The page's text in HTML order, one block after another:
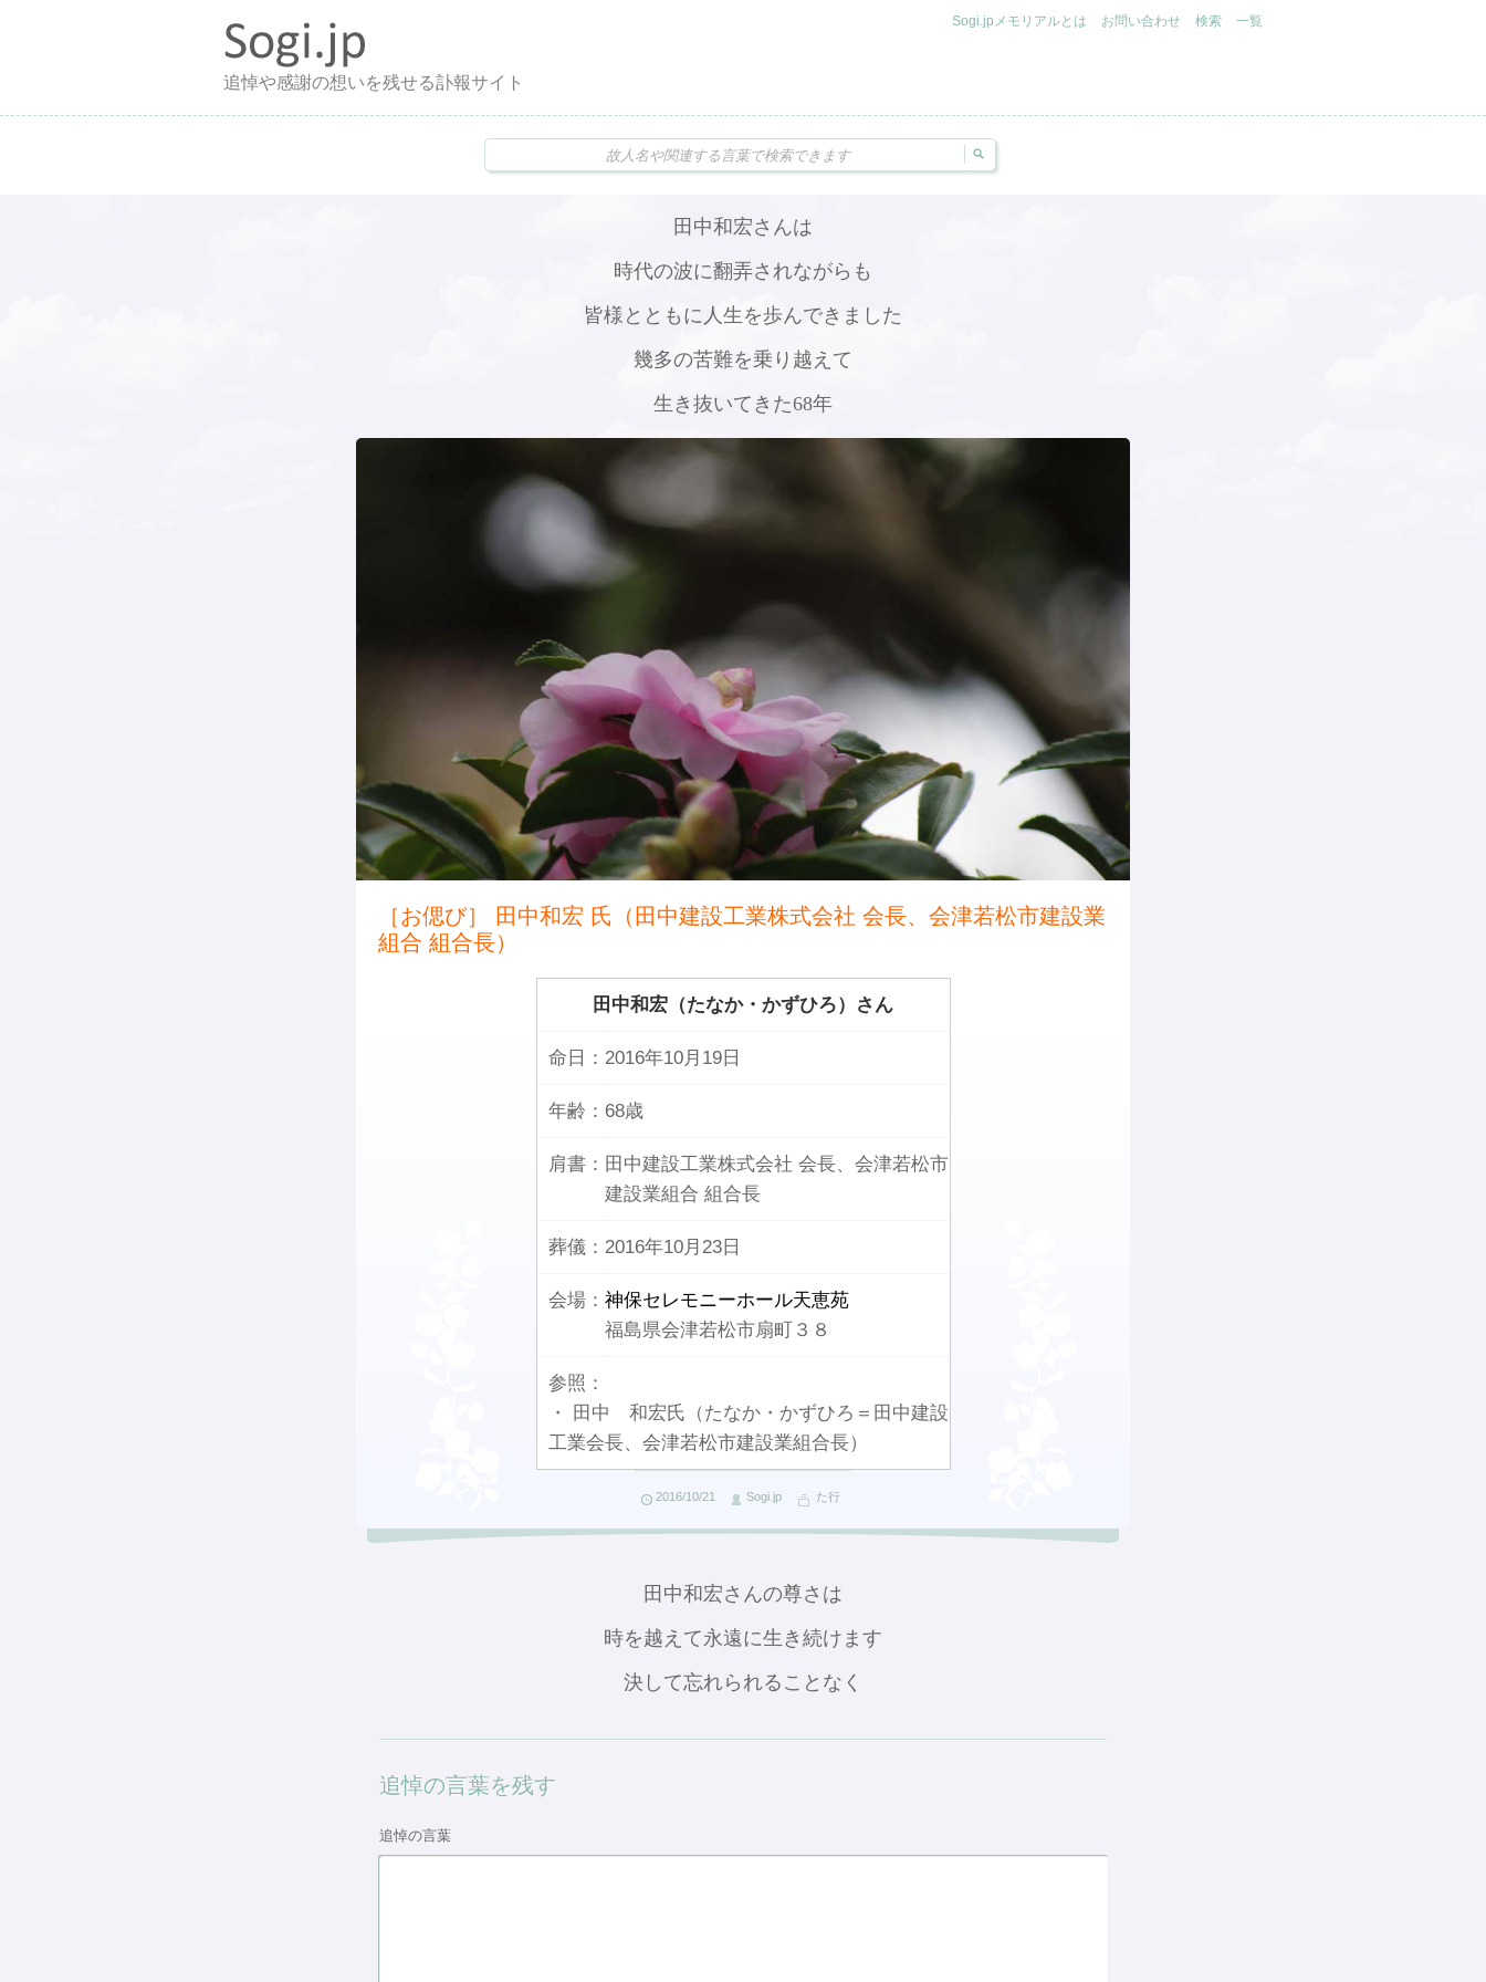
追悼や感謝の想いを残せる訃報サイト
Sogi.jpメモリアルとは お問い合わせ 検索 一覧
田中和宏さんは
時代の波に翻弄されながらも
皆様とともに人生を歩んできました
幾多の苦難を乗り越えて
生き抜いてきた68年
［お偲び］ 田中和宏 氏（田中建設工業株式会社 会長、会津若松市建設業
組合 組合長）
田中和宏（たなか・かずひろ）さん
命日： 2016年10月19日
年齢： 68歳
肩書： 田中建設工業株式会社 会長、会津若松市
建設業組合 組合長
葬儀： 2016年10月23日
会場： 神保セレモニーホール天恵苑
福島県会津若松市扇町３８
参照：
・ 田中 和宏氏（たなか・かずひろ＝田中建設
工業会長、会津若松市建設業組合長）
2016/10/21 Sogi.jp た行
田中和宏さんの尊さは
時を越えて永遠に生き続けます
決して忘れられることなく
追悼の言葉を残す
追悼の言葉